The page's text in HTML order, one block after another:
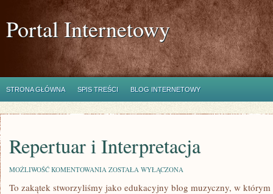
Portal Internetowy
STRONA GŁÓWNA SPIS TREŚCI BLOG INTERNETOWY
Repertuar i Interpretacja
MOŻLIWOŚĆ KOMENTOWANIA REPERTUAR
INTERPRETACJA
ZOSTAŁA WYŁĄCZONA
To zakątek stworzyliśmy jako edukacyjny blog muzyczny, w